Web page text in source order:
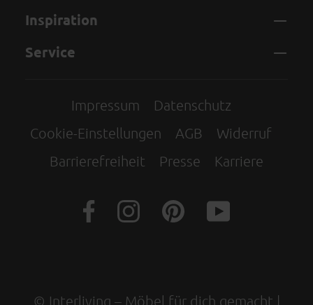
Inspiration
Service
Impressum
Datenschutz
Cookie-Einstellungen
AGB
Widerruf
Barrierefreiheit
Presse Karriere
© Interliving – Möbel für dich gemacht |